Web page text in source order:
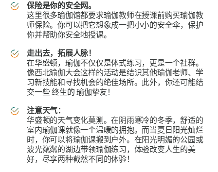
保险是你的安全网。
这里很多瑜伽馆都要求瑜伽教师在授课前购买瑜伽教
师保险。你可以把它想象成一把小小的安全伞，保护
你并帮助你安全地授课。
走出去，拓展人脉！
在华盛顿，瑜伽不仅仅是体式练习，更是一个社群。
像西北瑜伽大会这样的活动是结识其他瑜伽老师、学
习新技能和寻找机会的绝佳场所。此外，你还可能结
交一些终生的 瑜伽挚友！
注意天气：
华盛顿的天气变化莫测。在阴雨寒冷的冬季，舒适的
室内瑜伽课就像一个温暖的拥抱。而当夏日阳光灿烂
时，你可以将瑜伽课搬到户外。在阳光明媚的公园或
波光粼粼的湖边带领瑜伽练习，体验改变人生的美
好，尽享两种截然不同的体验！